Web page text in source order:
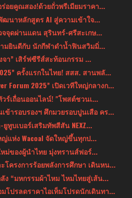
อยคูณสอง!ด้วยถั่วพรีเมียมราคา...
นาหลักสูตร AI สู่ความเข้าใจ...
จุดผ่านแดน สุรินทร์-ศรีสะเกษ...
มยินดีกับ นักกีฬาดำน้ำฟินสวิมมิ่...
จา” เสิร์ฟซีรีส์สะท้อนกรรม ...
ครั้งแรกในไทย! สสส. สานพลั...
Forum 2025” เปิดเวทีใหญ่กลางก...
วร์เถื่อนออนไลน์! "โพสต์ชวนเ...
ข้ารอบรองฯ ศึกมวยรอบปูนเสือ คร...
ทูบเบอร์เสริมทัพสีสัน NEXZ...
ญ่แห่ง Wacoal จัดใหญ่ขึ้นทุกป...
หม่ของผู้นำไทย มุ่งทรานส์ฟอร์...
โครงการร้อยพลังการศึกษา เดินหน...
“มหกรรมผ้าไหม ไหมไทยสู่เส้น...
โปรลดราคาไอเท็มโปรดนักเดินทา...